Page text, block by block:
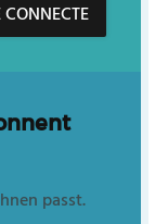
CONNECTE
passt.